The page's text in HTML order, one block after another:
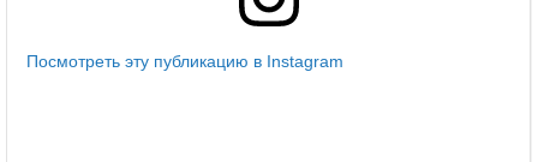
Посмотреть эту публикацию в Instagram